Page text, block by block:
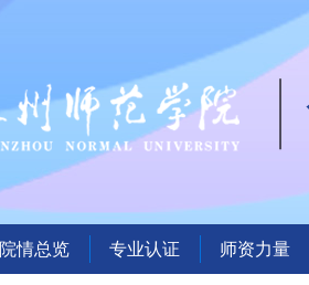
院情总览 专业认证 师资力量